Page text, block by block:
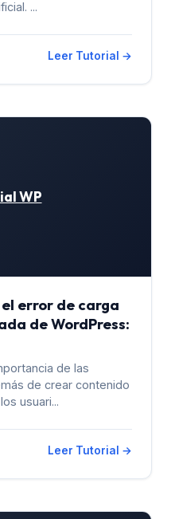
...
Leer Tutorial →
WP
error de carga
de WordPress:
de las
de crear contenido
usuari...
Leer Tutorial →